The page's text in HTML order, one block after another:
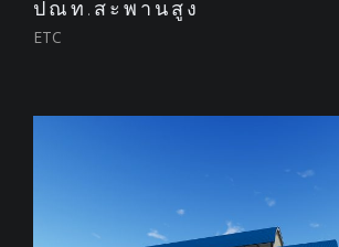
ปณท.สะพานสูง
ETC